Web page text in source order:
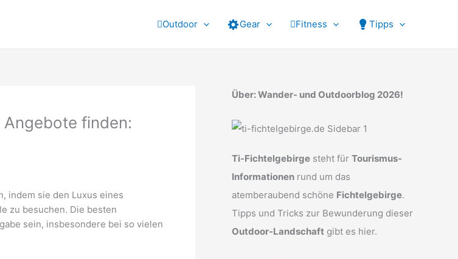
Outdoor Gear Fitness Tipps
finden:
indem sie den Luxus eines
zu besuchen. Die besten
sein, insbesondere bei so vielen
Über: Wander- und Outdoorblog 2026!
Ti-Fichtelgebirge steht für Tourismus-
Informationen rund um das
atemberaubend schöne Fichtelgebirge.
Tipps und Tricks zur Bewunderung dieser
Outdoor-Landschaft gibt es hier.